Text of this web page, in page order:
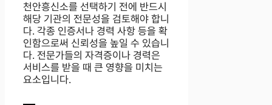
천안흥신소를 선택하기 전에 반드시
해당 기관의 전문성을 검토해야 합니
다. 각종 인증서나 경력 사항 등을 확
인함으로써 신뢰성을 높일 수 있습니
다. 전문가들의 자격증이나 경력은
서비스를 받을 때 큰 영향을 미치는
요소입니다.